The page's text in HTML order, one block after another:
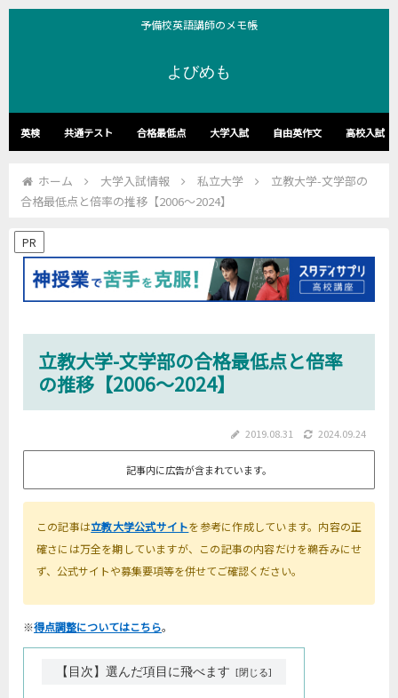
予備校英語講師のメモ帳
よびめも
英検 共通テスト 合格最低点 大学入試 自由英作文 高校入試
ホーム 大学入試情報 私立大学
立教大学-文学部の
合格最低点と倍率の推移【2006～2024】
PR
立教大学-文学部の合格最低点と倍率
の推移【2006～2024】
2019.08.31 2024.09.24
記事内に広告が含まれています。
この記事は立教大学公式サイトを参考に作成しています。内容の正
確さには万全を期していますが、この記事の内容だけを鵜呑みにせ
ず、公式サイトや募集要項等を併せてご確認ください。
※得点調整についてはこちら。
【目次】選んだ項目に飛べます